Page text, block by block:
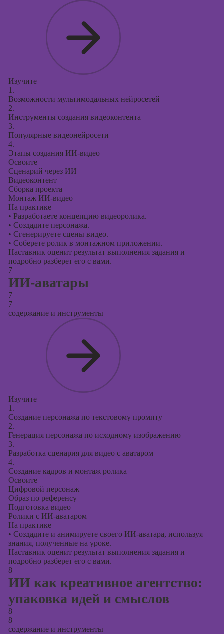
Изучите
1.
Возможности мультимодальных нейросетей
2.
Инструменты создания видеоконтента
3.
Популярные видеонейросети
4.
Этапы создания ИИ-видео
Освоите
Сценарий через ИИ
Видеоконтент
Сборка проекта
Монтаж ИИ-видео
На практике
• Разработаете концепцию видеоролика.
• Создадите персонажа.
• Сгенерируете сцены видео.
• Соберете ролик в монтажном приложении.
Наставник оценит результат выполнения задания и
подробно разберет его с вами.
7
ИИ-аватары
7
7
содержание и инструменты
Изучите
1.
Создание персонажа по текстовому промпту
2.
Генерация персонажа по исходному изображению
3.
Разработка сценария для видео с аватаром
4.
Создание кадров и монтаж ролика
Освоите
Цифровой персонаж
Образ по референсу
Подготовка видео
Ролики с ИИ-аватаром
На практике
• Создадите и анимируете своего ИИ-аватара, используя
знания, полученные на уроке.
Наставник оценит результат выполнения задания и
подробно разберет его с вами.
8
ИИ как креативное агентство:
упаковка идей и смыслов
8
8
содержание и инструменты